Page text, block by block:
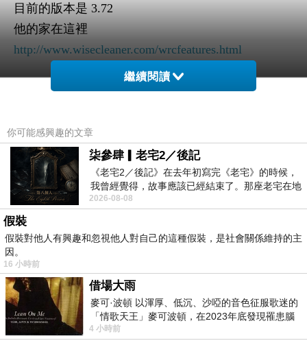
目前的版本是 3.72
他的家在這裡
http://www.wisecleaner.com/wrcfeatures.html
這個軟體支援正體中文語系
主要可以掃描註冊檔的錯誤、垃圾訊息等資料
做一個清除的動作
以降低註冊檔的體積
加速檔案存取的速度
隨便掃一下
也有數百個以上的問題
繼續閱讀
你可能感興趣的文章
柒參肆▎老宅2／後記
《老宅2／後記》在去年初寫完《老宅》的時候，
我曾經覺得，故事應該已經結束了。那座老宅在地
震中倒塌，七個人終於離開那片黑暗，
2026-08-08
假裝
假裝對他人有興趣和忽視他人對自己的這種假裝，是社會關係維持的主
因。
16 小時前
借場大雨
麥可·波頓 以渾厚、低沉、沙啞的音色征服歌迷的
「情歌天王」麥可波頓，在2023年底發現罹患腦
瘤「祈禱早日康復，一切都好」。
4 小時前